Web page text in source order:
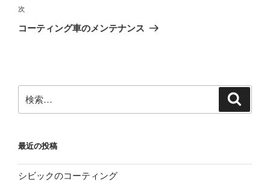
ビ
ゲ
ン
稿
次
の
次
コーティング車のメンテナンス
索:
最近の投稿
シビックのコーティング